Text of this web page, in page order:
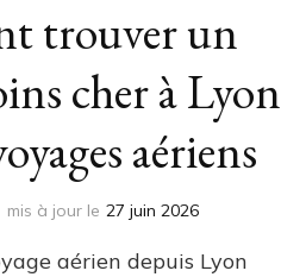
trouver un
cher à Lyon
aériens
mis à jour le 27 juin 2026
aérien depuis Lyon